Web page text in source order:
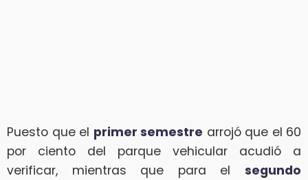
Puesto que el primer semestre arrojó que el 60
por ciento del parque vehicular acudió a
verificar, mientras que para el segundo